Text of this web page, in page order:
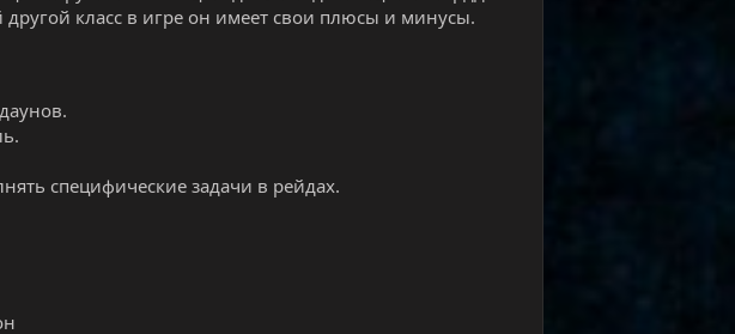
класс в игре он имеет свои плюсы и минусы.
специфические задачи в рейдах.